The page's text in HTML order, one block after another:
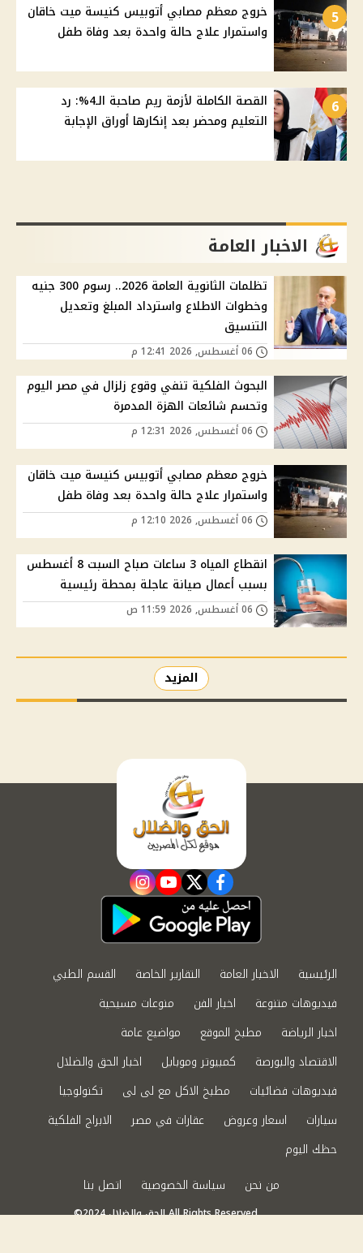
5
خروج معظم مصابي أتوبيس كنيسة ميت خاقان
واستمرار علاج حالة واحدة بعد وفاة طفل
6
القصة الكاملة لأزمة ريم صاحبة الـ4%: رد
التعليم ومحضر بعد إنكارها أوراق الإجابة
الاخبار العامة
تظلمات الثانوية العامة 2026.. رسوم 300 جنيه
وخطوات الاطلاع واسترداد المبلغ وتعديل
التنسيق
البحوث الفلكية تنفي وقوع زلزال في مصر اليوم
وتحسم شائعات الهزة المدمرة
خروج معظم مصابي أتوبيس كنيسة ميت خاقان
واستمرار علاج حالة واحدة بعد وفاة طفل
انقطاع المياه 3 ساعات صباح السبت 8 أغسطس
بسبب أعمال صيانة عاجلة بمحطة رئيسية
المزيد
facebook
twitter
youtube
instagram
الرئيسية الاخبار العامة التقارير الخاصة
القسم الطبي
فيديوهات متنوعة
اخبار الفن
منوعات مسيحية
اخبار الرياضة
مطبخ الموقع
مواضيع عامة
الاقتصاد والبورصة
كمبيوتر وموبايل
اخبار الحق والضلال
فيديوهات فضائيات
مطبخ الاكل مع لى لى
تكنولوجيا
سيارات
اسعار وعروض عقارات في مصر
الابراج الفلكية
حظك اليوم
من نحن
سياسة الخصوصية اتصل بنا
©2024 الحق والضلال All Rights Reserved.